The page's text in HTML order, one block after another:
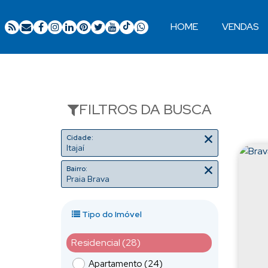
VENDAS
HOME
FILTROS DA BUSCA
Cidade:
Itajaí
Bairro:
Praia Brava
Tipo do Imóvel
Residencial (28)
Apartamento (24)